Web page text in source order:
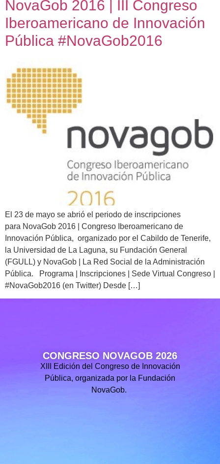
NovaGob 2016 | III Congreso
Iberoamericano de Innovación
Pública #NovaGob2016
El 23 de mayo se abrió el periodo de inscripciones
para NovaGob 2016 | Congreso Iberoamericano de
Innovación Pública, organizado por el Cabildo de Tenerife,
la Universidad de La Laguna, su Fundación General
(FGULL) y NovaGob | La Red Social de la Administración
Pública. Programa | Inscripciones | Sede Virtual Congreso |
#NovaGob2016 (en Twitter) Desde […]
CONGRESO NOVAGOB 2026
XIII Edición del Congreso de Innovación
Pública, organizada por la Fundación
NovaGob.